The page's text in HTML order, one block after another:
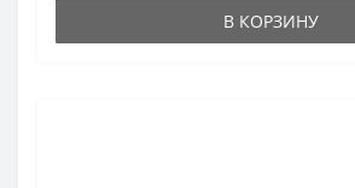
В КОРЗИНУ